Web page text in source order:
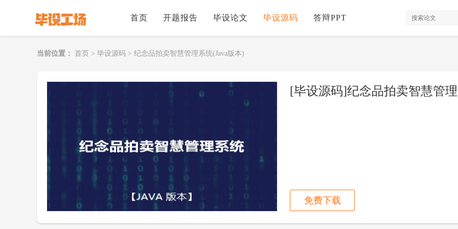
首页 开题报告 毕设论文 毕设源码 答辩PPT
当前位置： 首页 > 毕设源码 > 纪念品拍卖智慧管理系统(Java版本)
[毕设源码]纪念品拍卖智慧管
免费下载